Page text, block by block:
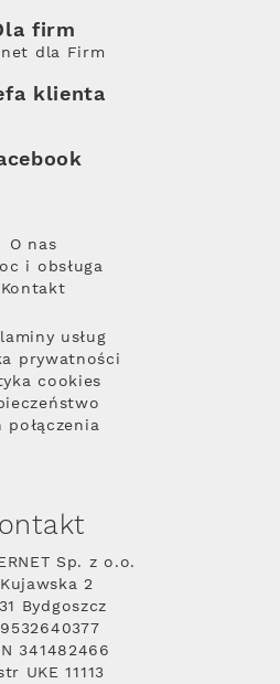
firm
dla Firm
klienta
O nas
i obsługa
Kontakt
usług
prywatności
cookies
połączenia
Sp. z o.o.
2
Bydgoszcz
341482466
UKE 11113